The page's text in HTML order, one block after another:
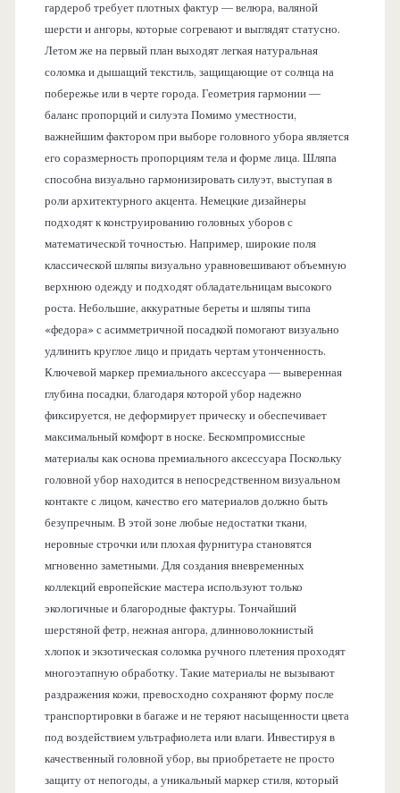
гардероб требует плотных фактур — велюра, валяной
шерсти и ангоры, которые согревают и выглядят статусно.
Летом же на первый план выходят легкая натуральная
соломка и дышащий текстиль, защищающие от солнца на
побережье или в черте города. Геометрия гармонии —
баланс пропорций и силуэта Помимо уместности,
важнейшим фактором при выборе головного убора является
его соразмерность пропорциям тела и форме лица. Шляпа
способна визуально гармонизировать силуэт, выступая в
роли архитектурного акцента. Немецкие дизайнеры
подходят к конструированию головных уборов с
математической точностью. Например, широкие поля
классической шляпы визуально уравновешивают объемную
верхнюю одежду и подходят обладательницам высокого
роста. Небольшие, аккуратные береты и шляпы типа
«федора» с асимметричной посадкой помогают визуально
удлинить круглое лицо и придать чертам утонченность.
Ключевой маркер премиального аксессуара — выверенная
глубина посадки, благодаря которой убор надежно
фиксируется, не деформирует прическу и обеспечивает
максимальный комфорт в носке. Бескомпромиссные
материалы как основа премиального аксессуара Поскольку
головной убор находится в непосредственном визуальном
контакте с лицом, качество его материалов должно быть
безупречным. В этой зоне любые недостатки ткани,
неровные строчки или плохая фурнитура становятся
мгновенно заметными. Для создания вневременных
коллекций европейские мастера используют только
экологичные и благородные фактуры. Тончайший
шерстяной фетр, нежная ангора, длинноволокнистый
хлопок и экзотическая соломка ручного плетения проходят
многоэтапную обработку. Такие материалы не вызывают
раздражения кожи, превосходно сохраняют форму после
транспортировки в багаже и не теряют насыщенности цвета
под воздействием ультрафиолета или влаги. Инвестируя в
качественный головной убор, вы приобретаете не просто
защиту от непогоды, а уникальный маркер стиля, который